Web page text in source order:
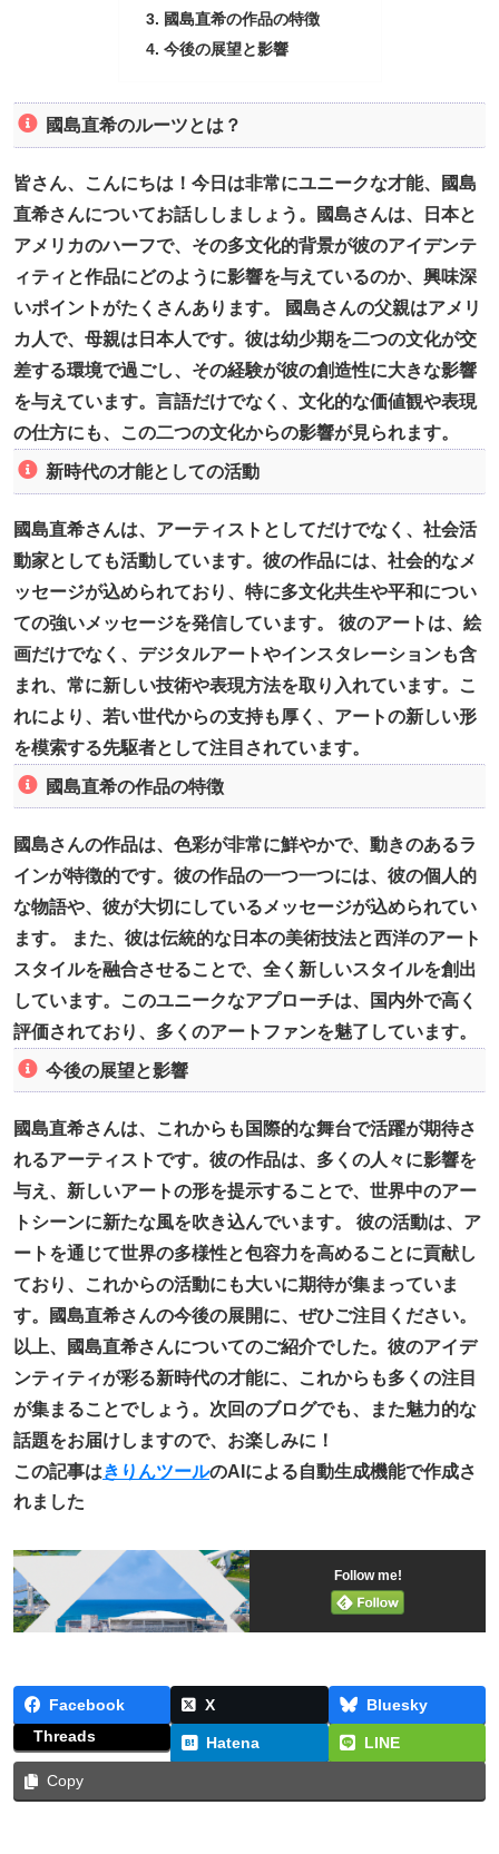
國島直希の作品の特徴
今後の展望と影響
國島直希のルーツとは？
皆さん、こんにちは！今日は非常にユニークな才能、國島
直希さんについてお話ししましょう。國島さんは、日本と
アメリカのハーフで、その多文化的背景が彼のアイデンテ
ィティと作品にどのように影響を与えているのか、興味深
いポイントがたくさんあります。 國島さんの父親はアメリ
カ人で、母親は日本人です。彼は幼少期を二つの文化が交
差する環境で過ごし、その経験が彼の創造性に大きな影響
を与えています。言語だけでなく、文化的な価値観や表現
の仕方にも、この二つの文化からの影響が見られます。
新時代の才能としての活動
國島直希さんは、アーティストとしてだけでなく、社会活
動家としても活動しています。彼の作品には、社会的なメ
ッセージが込められており、特に多文化共生や平和につい
ての強いメッセージを発信しています。 彼のアートは、絵
画だけでなく、デジタルアートやインスタレーションも含
まれ、常に新しい技術や表現方法を取り入れています。こ
れにより、若い世代からの支持も厚く、アートの新しい形
を模索する先駆者として注目されています。
國島直希の作品の特徴
國島さんの作品は、色彩が非常に鮮やかで、動きのあるラ
インが特徴的です。彼の作品の一つ一つには、彼の個人的
な物語や、彼が大切にしているメッセージが込められてい
ます。 また、彼は伝統的な日本の美術技法と西洋のアート
スタイルを融合させることで、全く新しいスタイルを創出
しています。このユニークなアプローチは、国内外で高く
評価されており、多くのアートファンを魅了しています。
今後の展望と影響
國島直希さんは、これからも国際的な舞台で活躍が期待さ
れるアーティストです。彼の作品は、多くの人々に影響を
与え、新しいアートの形を提示することで、世界中のアー
トシーンに新たな風を吹き込んでいます。 彼の活動は、ア
ートを通じて世界の多様性と包容力を高めることに貢献し
ており、これからの活動にも大いに期待が集まっていま
す。國島直希さんの今後の展開に、ぜひご注目ください。
以上、國島直希さんについてのご紹介でした。彼のアイデ
ンティティが彩る新時代の才能に、これからも多くの注目
が集まることでしょう。次回のブログでも、また魅力的な
話題をお届けしますので、お楽しみに！
この記事はきりんツールのAIによる自動生成機能で作成さ
れました
Follow me!
Facebook X
Bluesky
Threads
Hatena LINE
Copy